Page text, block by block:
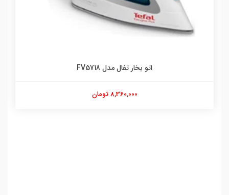
اتو بخار تفال مدل FV5718
8,360,000 تومان